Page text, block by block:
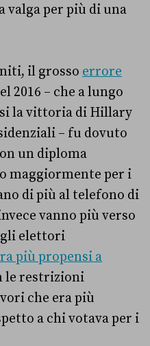
valga per più di una
il grosso errore
2016 – che a lungo
la vittoria di Hillary
– fu dovuto
un diploma
maggiormente per i
di più al telefono di
vanno più verso
gli elettori
più propensi a
le restrizioni
che era più
a chi votava per i